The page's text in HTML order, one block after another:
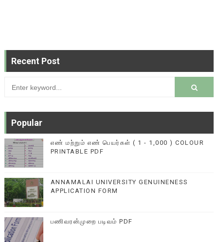
Recent Post
Popular
எண் மற்றும் எண் பெயர்கள் ( 1 - 1,000 ) COLOUR
PRINTABLE PDF
ANNAMALAI UNIVERSITY GENUINENESS
APPLICATION FORM
பணிவரன்முறை படிவம் PDF